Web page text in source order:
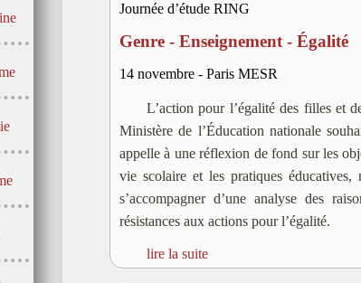
Journée d’étude RING
Genre - Enseignement - Égalité
14 novembre - Paris MESR
L’action pour l’égalité des filles et
Ministère de l’Éducation nationale
appelle à une réflexion de fond sur les
vie scolaire et les pratiques
s’accompagner d’une analyse des
résistances aux actions pour l’égalité.
lire la suite